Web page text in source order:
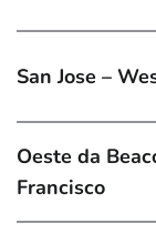
San Jose –
Oeste da
Francisco